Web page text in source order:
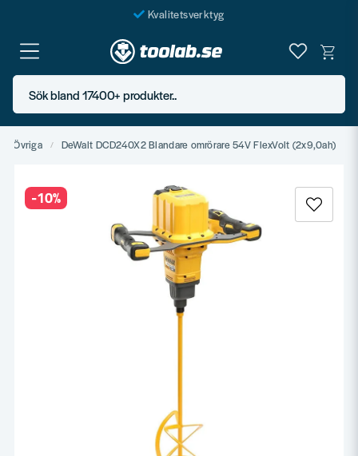
Kvalitetsverktyg
Fraktfritt över 999 SEK*
En järnhandel för alla
Butik i Göteborg
Sök bland 17400+ produkter..
Övriga DeWalt DCD240X2 Blandare omrörare 54V FlexVolt (2x9,0ah)
-10%